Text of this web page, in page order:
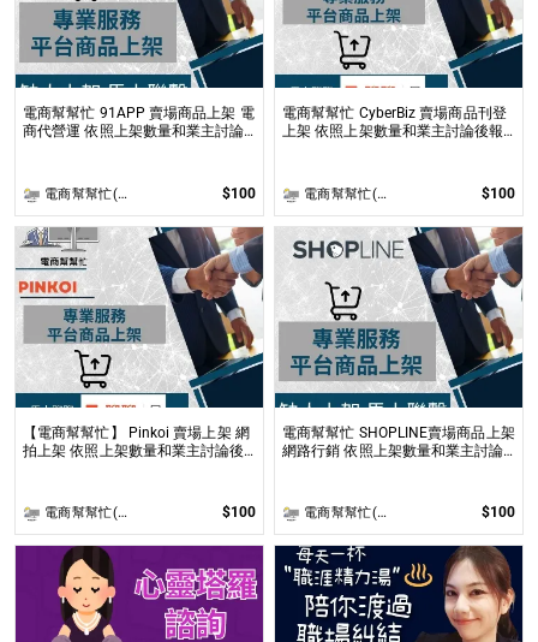
電商幫幫忙 91APP 賣場商品上架 電
商代營運 依照上架數量和業主討論
電商幫幫忙(電商平台代營運/電商上架/運營策略/網路行銷) $100
電商幫幫忙 CyberBiz 賣場商品刊登
上架 依照上架數量和業主討論後報
電商幫幫忙(電商平台代營運/電商上架/運營策略/網路行銷) $100
【電商幫幫忙】 Pinkoi 賣場上架 網
拍上架 依照上架數量和業主討論後
電商幫幫忙(電商平台代營運/電商上架/運營策略/網路行銷) $100
電商幫幫忙 SHOPLINE賣場商品上架
網路行銷 依照上架數量和業主討論
電商幫幫忙(電商平台代營運/電商上架/運營策略/網路行銷) $100